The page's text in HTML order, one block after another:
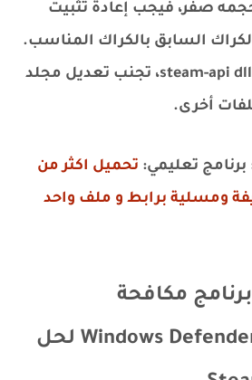
صفر، فيجب إعادة تثبيت
السابق بالكراك المناسب.
عند البحث عن ملف steam-api dll، تجنب تعديل مجلد
أخرى.
تعليمي: تحميل اكثر من
ومسلية برابط و ملف واحد
مكافحة
الفيروسات و Windows Defender لحل